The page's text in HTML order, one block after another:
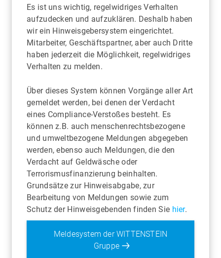
Es ist uns wichtig, regelwidriges Verhalten
aufzudecken und aufzuklären. Deshalb haben
wir ein Hinweisgebersystem eingerichtet.
Mitarbeiter, Geschäftspartner, aber auch Dritte
haben jederzeit die Möglichkeit, regelwidriges
Verhalten zu melden.
Über dieses System können Vorgänge aller Art
gemeldet werden, bei denen der Verdacht
eines Compliance-Verstoßes besteht. Es
können z.B. auch menschenrechtsbezogene
und umweltbezogene Meldungen abgegeben
werden, ebenso auch Meldungen, die den
Verdacht auf Geldwäsche oder
Terrorismusfinanzierung beinhalten.
Grundsätze zur Hinweisabgabe, zur
Bearbeitung von Meldungen sowie zum
Schutz der Hinweisgebenden finden Sie hier.
Meldesystem der WITTENSTEIN
Gruppe